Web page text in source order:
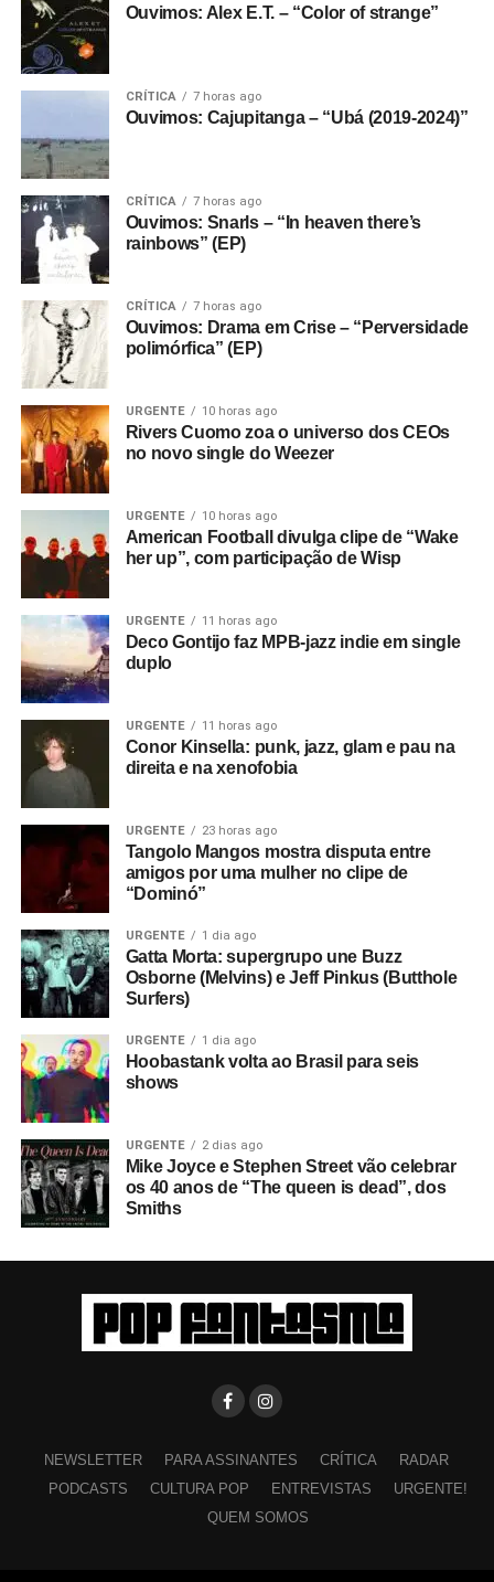
Ouvimos: Alex E.T. – “Color of strange”
CRÍTICA 7 horas ago
Ouvimos: Cajupitanga – “Ubá (2019-2024)”
CRÍTICA 7 horas ago
Ouvimos: Snarls – “In heaven there’s
rainbows” (EP)
CRÍTICA 7 horas ago
Ouvimos: Drama em Crise – “Perversidade
polimórfica” (EP)
URGENTE 10 horas ago
Rivers Cuomo zoa o universo dos CEOs
no novo single do Weezer
URGENTE 10 horas ago
American Football divulga clipe de “Wake
her up”, com participação de Wisp
URGENTE 11 horas ago
Deco Gontijo faz MPB-jazz indie em single
duplo
URGENTE 11 horas ago
Conor Kinsella: punk, jazz, glam e pau na
direita e na xenofobia
URGENTE 23 horas ago
Tangolo Mangos mostra disputa entre
amigos por uma mulher no clipe de
“Dominó”
URGENTE 1 dia ago
Gatta Morta: supergrupo une Buzz
Osborne (Melvins) e Jeff Pinkus (Butthole
Surfers)
URGENTE 1 dia ago
Hoobastank volta ao Brasil para seis
shows
URGENTE 2 dias ago
Mike Joyce e Stephen Street vão celebrar
os 40 anos de “The queen is dead”, dos
Smiths
NEWSLETTER PARA ASSINANTES CRÍTICA
RADAR
PODCASTS
CULTURA POP ENTREVISTAS
URGENTE!
QUEM SOMOS